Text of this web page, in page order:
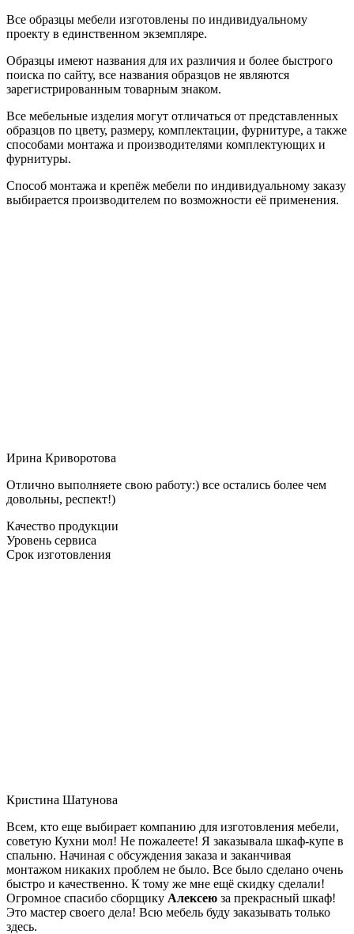
Все образцы мебели изготовлены по индивидуальному
проекту в единственном экземпляре.
Образцы имеют названия для их различия и более быстрого
поиска по сайту, все названия образцов не являются
зарегистрированным товарным знаком.
Все мебельные изделия могут отличаться от представленных
образцов по цвету, размеру, комплектации, фурнитуре, а также
способами монтажа и производителями комплектующих и
фурнитуры.
Способ монтажа и крепёж мебели по индивидуальному заказу
выбирается производителем по возможности её применения.
Ирина Криворотова
Отлично выполняете свою работу:) все остались более чем
довольны, респект!)
Качество продукции
Уровень сервиса
Срок изготовления
Кристина Шатунова
Всем, кто еще выбирает компанию для изготовления мебели,
советую Кухни мол! Не пожалеете! Я заказывала шкаф-купе в
спальню. Начиная с обсуждения заказа и заканчивая
монтажом никаких проблем не было. Все было сделано очень
быстро и качественно. К тому же мне ещё скидку сделали!
Огромное спасибо сборщику Алексею за прекрасный шкаф!
Это мастер своего дела! Всю мебель буду заказывать только
здесь.